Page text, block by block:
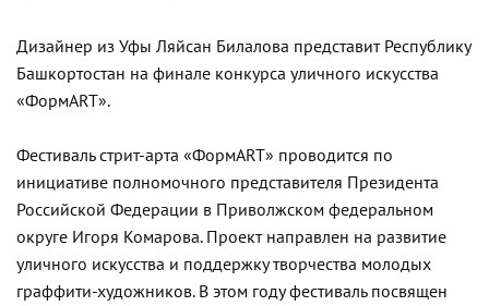
Дизайнер из Уфы Ляйсан Билалова представит Республику
Башкортостан на финале конкурса уличного искусства
«ФормART».
Фестиваль стрит-арта «ФормART» проводится по
инициативе полномочного представителя Президента
Российской Федерации в Приволжском федеральном
округе Игоря Комарова. Проект направлен на развитие
уличного искусства и поддержку творчества молодых
граффити-художников. В этом году фестиваль посвящен